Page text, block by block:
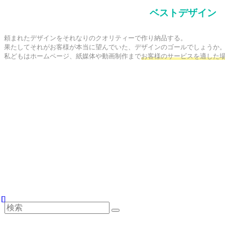
ベストデザイン
頼まれたデザインをそれなりのクオリティーで作り納品する。
果たしてそれがお客様が本当に望んでいた、デザインのゴールでしょうか
私どもはホームページ、紙媒体や動画制作までお客様のサービスを適した